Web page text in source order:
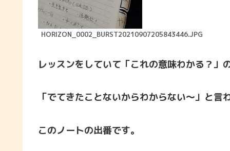
HORIZON_0002_BURST20210907205843446.JPG
レッスンをしていて「これの意味わかる？」
「でてきたことないからわからない～」と言
このノートの出番です。